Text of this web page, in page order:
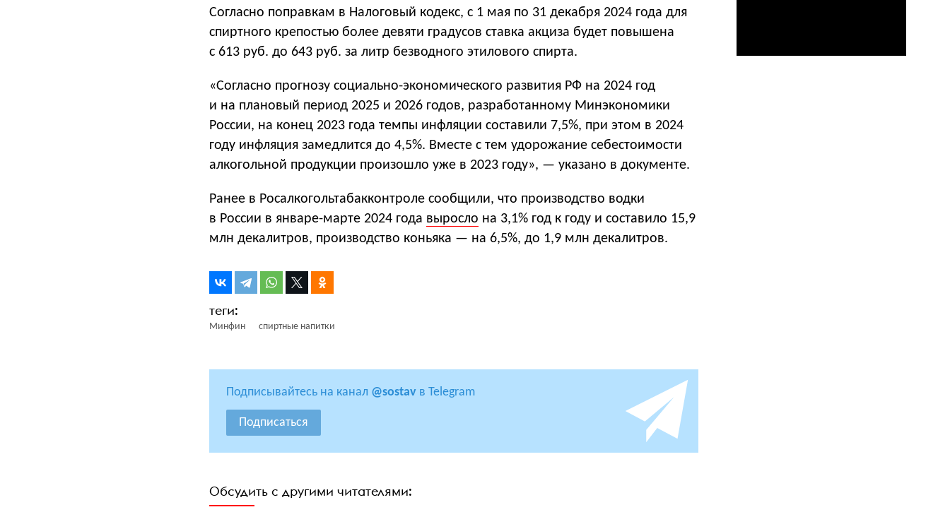
Согласно поправкам в Налоговый кодекс, с 1 мая по 31 декабря 2024 года для
спиртного крепостью более девяти градусов ставка акциза будет повышена
с 613 руб. до 643 руб. за литр безводного этилового спирта.
«Согласно прогнозу социально-экономического развития РФ на 2024 год
и на плановый период 2025 и 2026 годов, разработанному Минэкономики
России, на конец 2023 года темпы инфляции составили 7,5%, при этом в 2024
году инфляция замедлится до 4,5%. Вместе с тем удорожание себестоимости
алкогольной продукции произошло уже в 2023 году», — указано в документе.
Ранее в Росалкогольтабакконтроле сообщили, что производство водки
в России в январе-марте 2024 года выросло на 3,1% год к году и составило 15,9
млн декалитров, производство коньяка — на 6,5%, до 1,9 млн декалитров.
Минфин спиртные напитки
Подписывайтесь на канал @sostav в Telegram
Подписаться
Обсудить с другими читателями: